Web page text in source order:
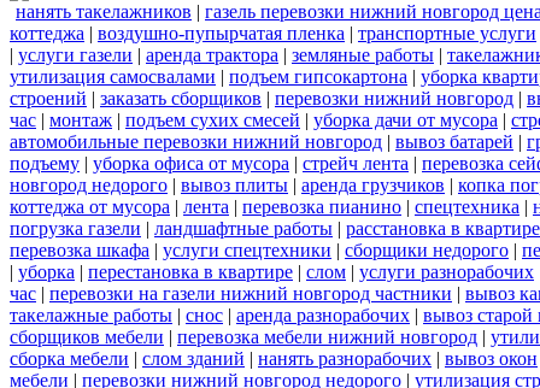
нанять такелажников | газель перевозки нижний новгород
коттеджа | воздушно-пупырчатая пленка | транспортные услуги
| услуги газели | аренда трактора | земляные работы |
утилизация самосвалами | подъем гипсокартона | уборка
строений | заказать сборщиков | перевозки нижний новгород |
час | монтаж | подъем сухих смесей | уборка дачи от мусора |
автомобильные перевозки нижний новгород | вывоз батарей |
подъему | уборка офиса от мусора | стрейч лента | перевозка
новгород недорого | вывоз плиты | аренда грузчиков | копка
коттеджа от мусора | лента | перевозка пианино | спецтехника |
погрузка газели | ландшафтные работы | расстановка в квартире
перевозка шкафа | услуги спецтехники | сборщики недорого |
| уборка | перестановка в квартире | слом | услуги разнорабочих
час | перевозки на газели нижний новгород частники | вывоз
такелажные работы | снос | аренда разнорабочих | вывоз старой
сборщиков мебели | перевозка мебели нижний новгород |
сборка мебели | слом зданий | нанять разнорабочих | вывоз окон
мебели | перевозки нижний новгород недорого | утилизация